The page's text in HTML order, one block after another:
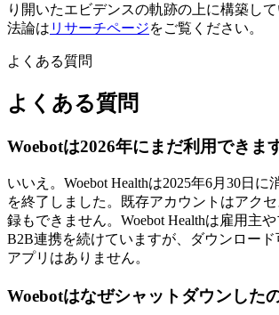
り開いたエビデンスの軌跡の上に構築し
法論は リサーチページをご覧ください。
よくある質問
よくある質問
Woebotは2026年にまだ利用できま
いいえ。Woebot Healthは2025年6月30日に
を終了しました。既存アカウントはアク
録もできません。Woebot Healthは雇用主
B2B連携を続けていますが、ダウンロー
アプリはありません。
Woebotはなぜシャットダウンした